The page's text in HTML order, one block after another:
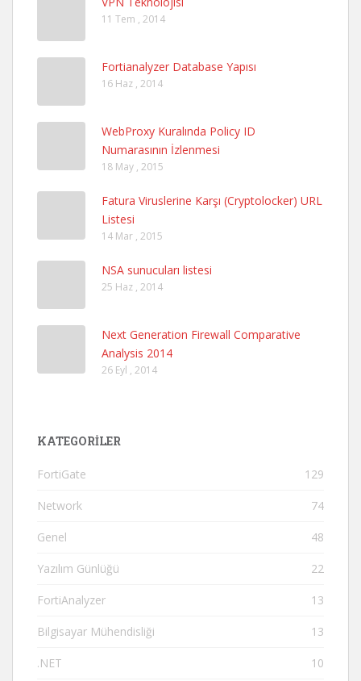
11 Tem , 2014
Fortianalyzer Database Yapısı
16 Haz , 2014
WebProxy Kuralında Policy ID
Numarasının İzlenmesi
18 May , 2015
Fatura Viruslerine Karşı (Cryptolocker) URL
Listesi
14 Mar , 2015
NSA sunucuları listesi
25 Haz , 2014
Next Generation Firewall Comparative
Analysis 2014
26 Eyl , 2014
KATEGORILER
FortiGate 129
Network 74
Genel 48
Yazılım Günlüğü 22
FortiAnalyzer 13
Bilgisayar Mühendisliği 13
.NET 10